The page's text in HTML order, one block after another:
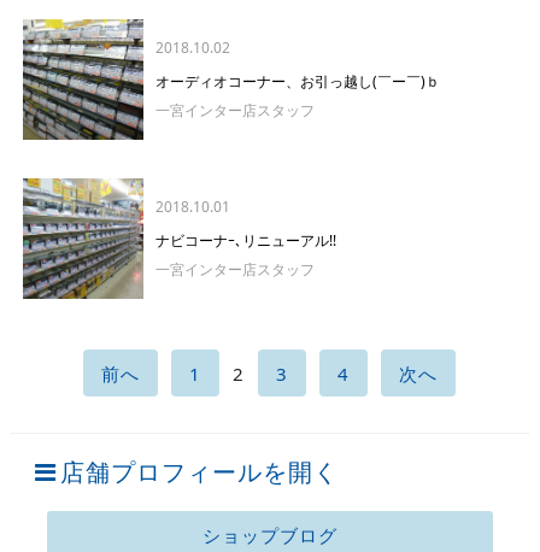
2018.10.02
オーディオコーナー、お引っ越し(￣ー￣)ｂ
一宮インター店スタッフ
2018.10.01
ナビコーナｰ､リニューアル!!
一宮インター店スタッフ
前へ 1 2 3 4 次へ
店舗プロフィールを開く
ショップブログ